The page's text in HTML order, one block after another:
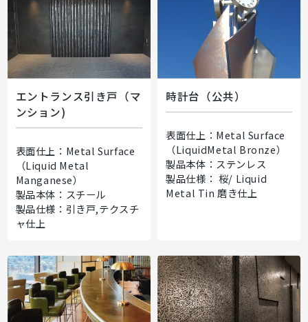
エントランス引き戸（マ
ンション)
表面仕上：Metal Surface
（Liquid Metal
Manganese）
製品本体：スチール
製品仕様：引き戸,テクスチ
ャ仕上
時計台（公共）
表面仕上：Metal Surface
（LiquidMetal Bronze）
製品本体：ステンレス
製品仕様： 桜/ Liquid
Metal Tin 磨き仕上